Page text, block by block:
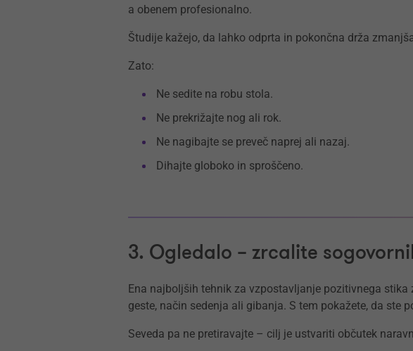
a obenem profesionalno.
Študije kažejo, da lahko odprta in pokončna drža
Zato:
Ne sedite na robu stola.
Ne prekrižajte nog ali rok.
Ne nagibajte se preveč naprej ali nazaj.
Dihajte globoko in sproščeno.
3. Ogledalo – zrcalite
Ena najboljših tehnik za vzpostavljanje pozitivnega
geste, način sedenja ali gibanja. S tem pokažete, da ste
Seveda pa ne pretiravajte – cilj je ustvariti občutek